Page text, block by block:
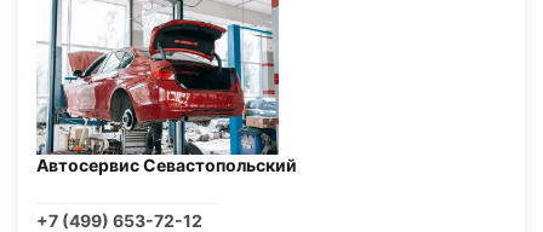
Автосервис Севастопольский
+7 (499) 653-72-12